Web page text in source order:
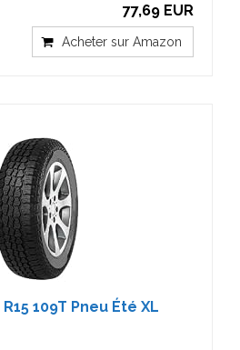
77,69 EUR
Acheter sur Amazon
109T Pneu Été XL